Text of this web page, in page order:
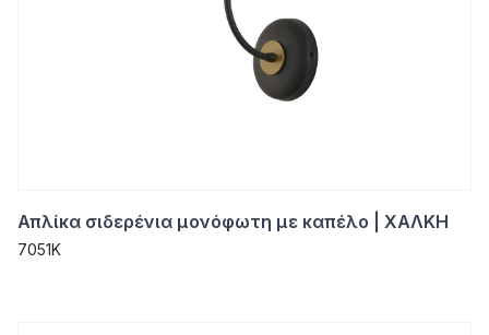
Απλίκα σιδερένια μονόφωτη με καπέλο | ΧΑΛΚΗ
7051K